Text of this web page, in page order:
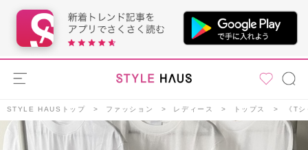
STYLE HAUSトップ ファッション レディース トップス 《T